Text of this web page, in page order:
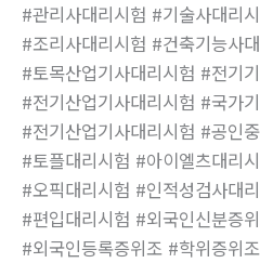
#관리사대리시험 #기술사대리
#조리사대리시험 #건축기능사
#토목산업기사대리시험 #전기
#전기산업기사대리시험 #국가
#전기산업기사대리시험 #공인
#토플대리시험 #아이엘츠대리
#오픽대리시험 #인적성검사대
#편입대리시험 #외국인신분증
#외국인등록증위조 #학위증위조